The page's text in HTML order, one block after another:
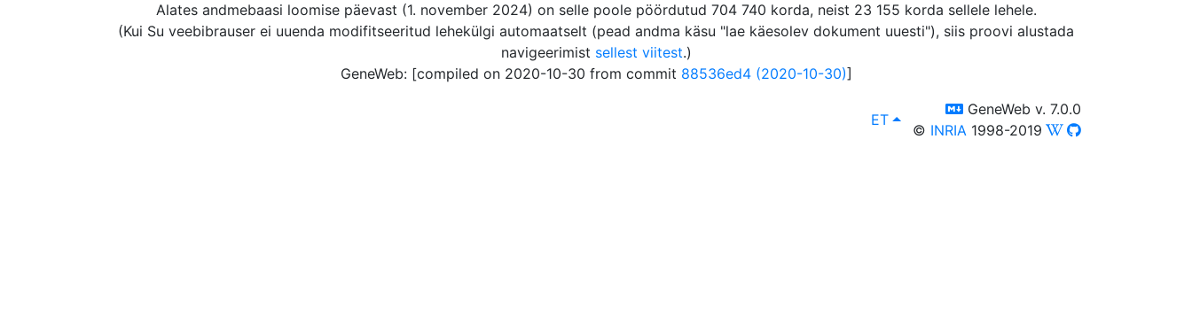
Alates andmebaasi loomise päevast (1. november 2024) on selle poole pöördutud 704 740 korda, neist 23 155 korda sellele lehele.
(Kui Su veebibrauser ei uuenda modifitseeritud lehekülgi automaatselt (pead andma käsu "lae käesolev dokument uuesti"), siis proovi alustada
navigeerimist sellest viitest.)
GeneWeb: [compiled on 2020-10-30 from commit 88536ed4 (2020-10-30)]
lang
ET, Võid valida ka mõne muu keele
switch to templm
GeneWeb v. 7.0.0
© INRIA 1998-2019